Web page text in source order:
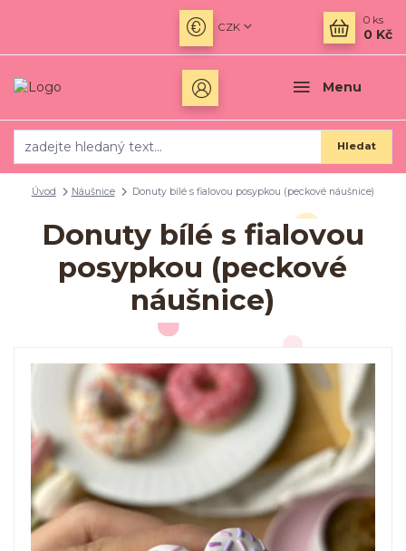
Menu
CZK
Hledat
0 ks
0 Kč
Úvod Náušnice Donuty bílé s fialovou posypkou (peckové náušnice)
Donuty bílé s fialovou
posypkou (peckové
náušnice)